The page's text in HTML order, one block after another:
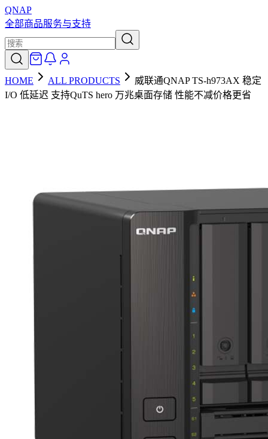
QNAP
全部商品服务与支持
HOME ALL PRODUCTS
威联通QNAP TS-h973AX 稳定
I/O 低延迟 支持QuTS hero 万兆桌面存储 性能不减价格更省